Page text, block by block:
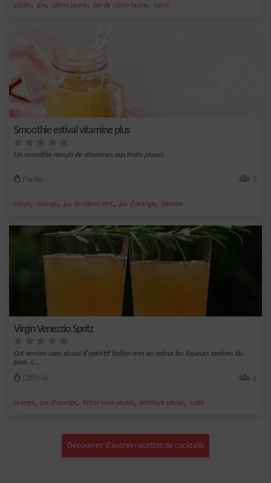
citron, gin, citron jaune, jus de citron jaune, sucre
Smoothie estival vitamine plus
Un smoothie rempli de vitamines aux fruits jaunes
Facile 3
citron, orange, jus de citron vert, jus d'orange, banane
Virgin Venezzio Spritz
Cet version sans alcool d'apéritif italien met en valeur les liqueurs amères du
pays. L...
Difficile 1
orange, jus d'orange, bitter sans alcool , pétillant pêche, soda
Découvrez d'autres recettes de cocktails